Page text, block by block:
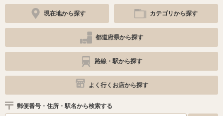
現在地から探す カテゴリから探す
都道府県から探す
路線・駅から探す
よく行くお店から探す
郵便番号・住所・駅名から検索する